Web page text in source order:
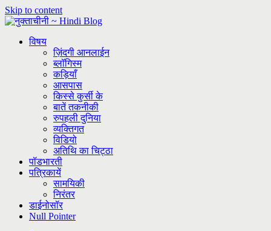
Skip to content
विषय
ज़िंदगी आनलाईन
ब्लॉगिस्म
कड़ियाँ
आसपास
किस्से कुर्सी के
बातें तकनीकी
रुपहली दुनिया
व्यक्तिगत
विडियो
अतिथि का चिट्ठा
पॉडभारती
पत्रिकायें
सामयिकी
निरंतर
डाईनोसॉर
Null Pointer